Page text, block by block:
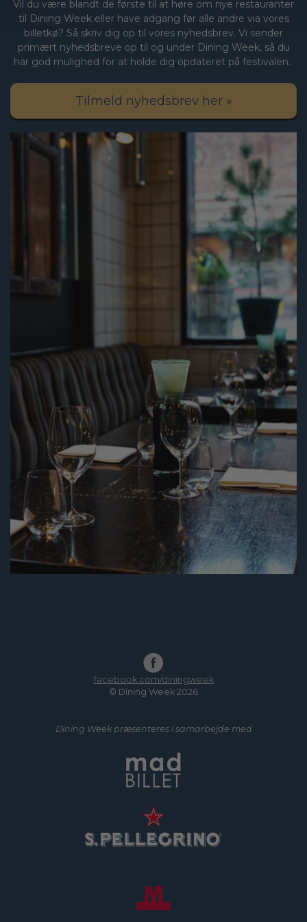
Vil du være blandt de første til at høre om nye restauranter
til Dining Week eller have adgang før alle andre via vores
billetkø? Så skriv dig op til vores nyhedsbrev. Vi sender
primært nyhedsbreve op til og under Dining Week, så du
har god mulighed for at holde dig opdateret på festivalen.
Tilmeld nyhedsbrev her »
facebook.com/diningweek
© Dining Week 2026
Dining Week præsenteres i samarbejde med